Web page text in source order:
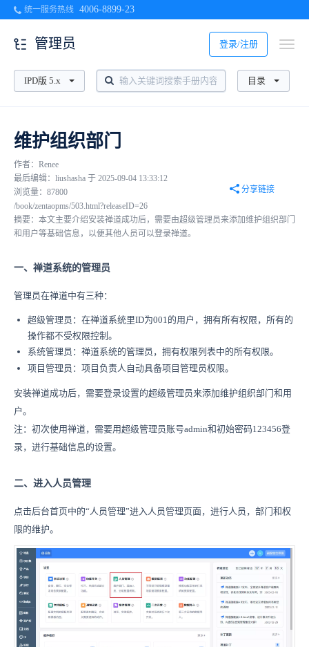
统一服务热线 4006-8899-23
登录/注册
管理员
IPD版 5.x 目录
维护组织部门
作者：Renee
最后编辑：liushasha 于 2025-09-04 13:33:12
浏览量：87800
分享链接
/book/zentaopms/503.html?releaseID=26
摘要：本文主要介绍安装禅道成功后，需要由超级管理员来添加维护组织部门
和用户等基础信息，以便其他人员可以登录禅道。
一、禅道系统的管理员
管理员在禅道中有三种：
超级管理员：在禅道系统里ID为001的用户，拥有所有权限，所有的
操作都不受权限控制。
系统管理员：禅道系统的管理员，拥有权限列表中的所有权限。
项目管理员：项目负责人自动具备项目管理员权限。
安装禅道成功后，需要登录设置的超级管理员来添加维护组织部门和用
户。
注：初次使用禅道，需要用超级管理员账号admin和初始密码123456登
录，进行基础信息的设置。
二、进入人员管理
点击后台首页中的“人员管理”进入人员管理页面，进行人员，部门和权
限的维护。